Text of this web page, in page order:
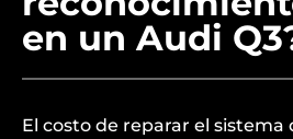
en un Audi
El costo de reparar el